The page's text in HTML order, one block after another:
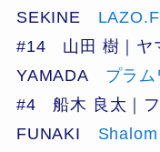
SEKINE
#14 山田 樹｜ヤ
YAMADA プラム
#4 船木 良太｜フ
FUNAKI